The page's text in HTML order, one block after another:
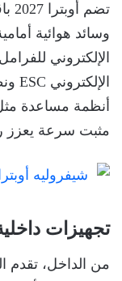
مثبت سرعة يعزز
تجهيزات
من الداخل، تقدم